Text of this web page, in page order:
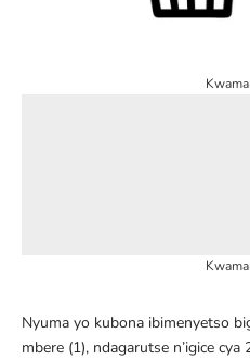
Nyuma yo kubona ibimenyetso
mbere (1), ndagarutse n’igice